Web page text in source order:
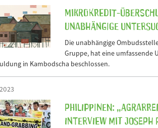
Mikrokredit-
unabhängige
Die unabhängige
Gruppe, hat eine umfassende
in Kambodscha beschlossen.
Philippinen:
Interview mit Joseph